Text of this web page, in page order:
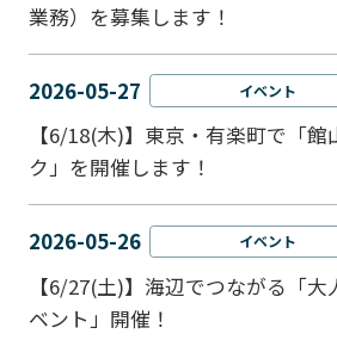
業務）を募集します！
2026-05-27 イベント
【6/18(木)】東京・有楽町で「
ク」を開催します！
2026-05-26 イベント
【6/27(土)】海辺でつながる「
ベント」開催！